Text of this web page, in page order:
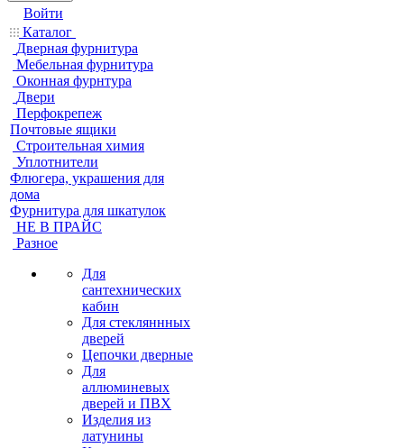
Войти
Каталог
Дверная фурнитура
Мебельная фурнитура
Оконная фурнтура
Двери
Перфокрепеж
Почтовые ящики
Строительная химия
Уплотнители
Флюгера, украшения для
дома
Фурнитура для шкатулок
НЕ В ПРАЙС
Разное
Для
сантехнических
кабин
Для стекляннных
дверей
Цепочки дверные
Для
аллюминевых
дверей и ПВХ
Изделия из
латунины